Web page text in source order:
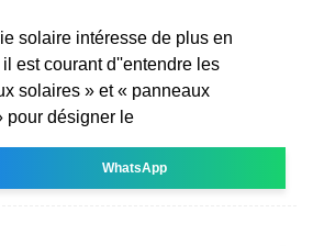
solaire intéresse de plus en
est courant d''entendre les
solaires » et « panneaux
pour désigner le
WhatsApp